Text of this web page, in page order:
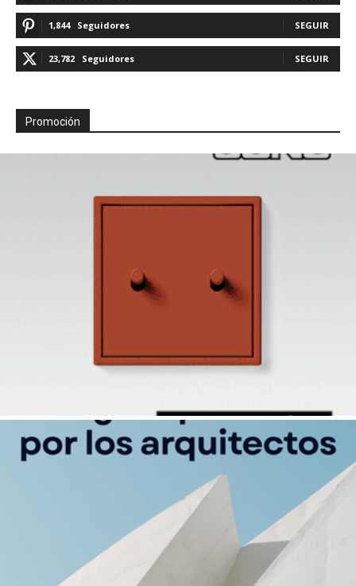
1,844 Seguidores SEGUIR
23,782 Seguidores SEGUIR
Promoción